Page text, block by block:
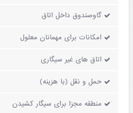
گاوصندوق داخل اتاق
امکانات برای مهمانان معلول
اتاق های غیر سیگاری
حمل و نقل (با هزینه)
منطقه مجزا برای سیگار کشیدن